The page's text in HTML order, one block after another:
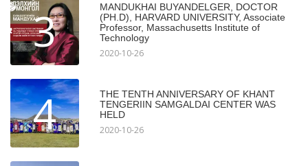
3
MANDUKHAI BUYANDELGER, DOCTOR
(PH.D), HARVARD UNIVERSITY, Associate
Professor, Massachusetts Institute of
Technology
2020-10-26
4
THE TENTH ANNIVERSARY OF KHANT
TENGERIIN SAMGALDAI CENTER WAS
HELD
2020-10-26